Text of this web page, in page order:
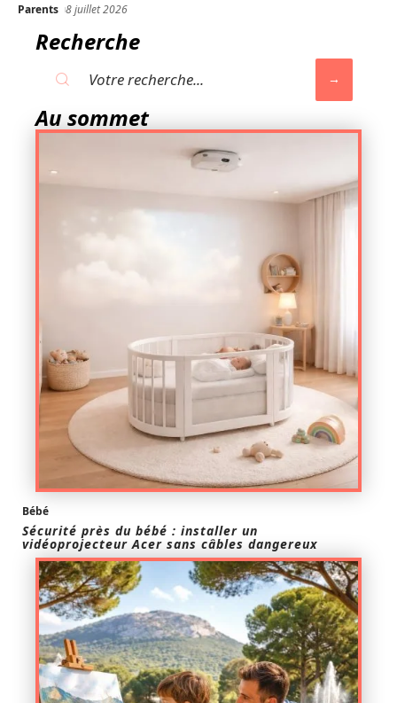
Parents 8 juillet 2026
Recherche
Au sommet
Bébé
Sécurité près du bébé : installer un
vidéoprojecteur Acer sans câbles dangereux